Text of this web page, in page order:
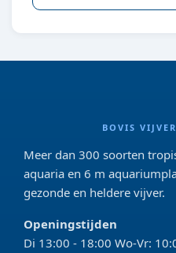
BOVIS
Meer dan 300 soorten
aquaria en 6 m
gezonde en heldere vijver.
Openingstijden
Di 13:00 - 18:00 Wo-Vr: